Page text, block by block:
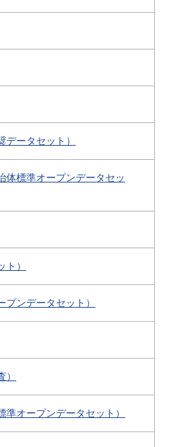
ータセット）
体標準オープンデータセッ
）
ンデータセット）
オープンデータセット）